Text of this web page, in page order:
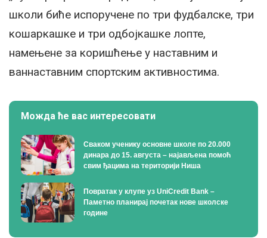
школи биће испоручене по три фудбалске, три
кошаркашке и три одбојкашке лопте,
намењене за коришћење у наставним и
ваннаставним спортским активностима.
Можда ће вас интересовати
Сваком ученику основне школе по 20.000
динара до 15. августа – најављена помоћ
свим ђацима на територији Ниша
Поврaтак у клупе уз UniCredit Bank –
Паметно планирај почетак нове школске
године